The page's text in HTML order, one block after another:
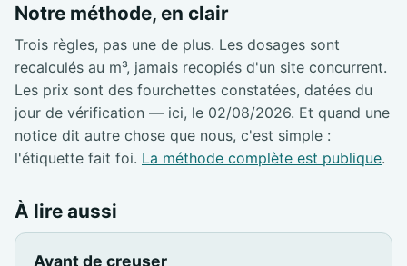
Notre méthode, en clair
Trois règles, pas une de plus. Les dosages sont
recalculés au m³, jamais recopiés d'un site concurrent.
Les prix sont des fourchettes constatées, datées du
jour de vérification — ici, le 02/08/2026. Et quand une
notice dit autre chose que nous, c'est simple :
l'étiquette fait foi. La méthode complète est publique.
À lire aussi
Avant de creuser